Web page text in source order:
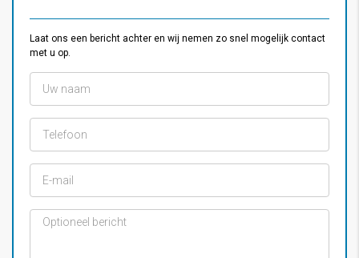
Laat ons een bericht achter en wij nemen zo snel mogelijk contact
met u op.